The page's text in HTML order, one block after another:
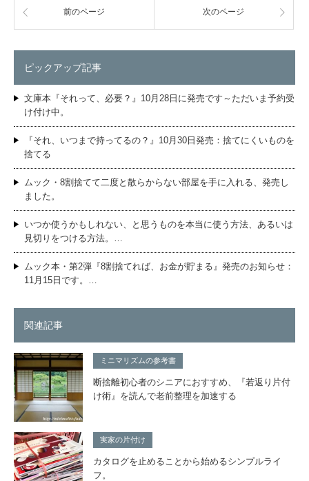
前のページ 次のページ
ピックアップ記事
文庫本『それって、必要？』10月28日に発売です～ただいま予約受
け付け中。
『それ、いつまで持ってるの？』10月30日発売：捨てにくいものを
捨てる
ムック・8割捨てて二度と散らからない部屋を手に入れる、発売し
ました。
いつか使うかもしれない、と思うものを本当に使う方法、あるいは
見切りをつける方法。…
ムック本・第2弾『8割捨てれば、お金が貯まる』発売のお知らせ：
11月15日です。…
関連記事
ミニマリズムの参考書
断捨離初心者のシニアにおすすめ、『若返り片付
け術』を読んで老前整理を加速する
実家の片付け
カタログを止めることから始めるシンプルライ
フ。